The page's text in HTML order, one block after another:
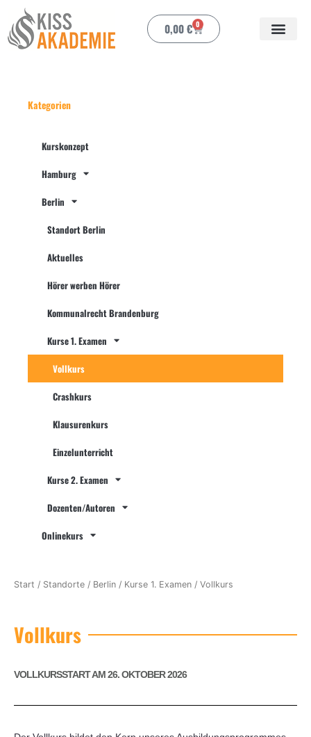
Inhalt
springen
0,00€ 0
Warenkorb
Kategorien
Kurskonzept
Hamburg
Berlin
Standort Berlin
Aktuelles
Hörer werben Hörer
Kommunalrecht Brandenburg
Kurse 1. Examen
Vollkurs
Crashkurs
Klausurenkurs
Einzelunterricht
Kurse 2. Examen
Dozenten/Autoren
Onlinekurs
Start / Standorte / Berlin / Kurse 1. Examen / Vollkurs
Vollkurs
VOLLKURSSTART AM 26. OKTOBER 2026